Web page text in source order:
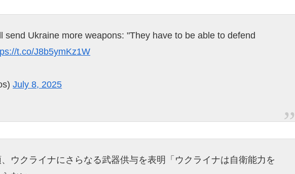
send Ukraine more weapons: "They have to be able to defend
t.co/J8b5ymKz1W
July 8, 2025
、ウクライナにさらなる武器供与を表明「ウクライナは自衛能力を